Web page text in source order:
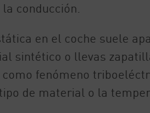
conducción.
en el coche suele
sintético o llevas
fenómeno
de material o la